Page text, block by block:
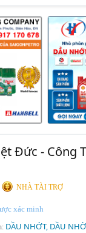
Đức - Công
NHÀ TÀI TRỢ
xác minh
DẦU NHỚT, DẦU